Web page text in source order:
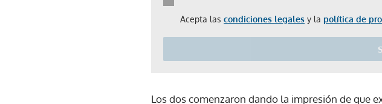
Acepta las condiciones legales y la política de
Los dos comenzaron dando la impresión de que